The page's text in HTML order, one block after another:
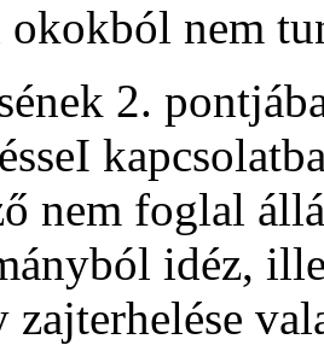
okokból nem
2.
nem foglal
idéz,
zajterhelése